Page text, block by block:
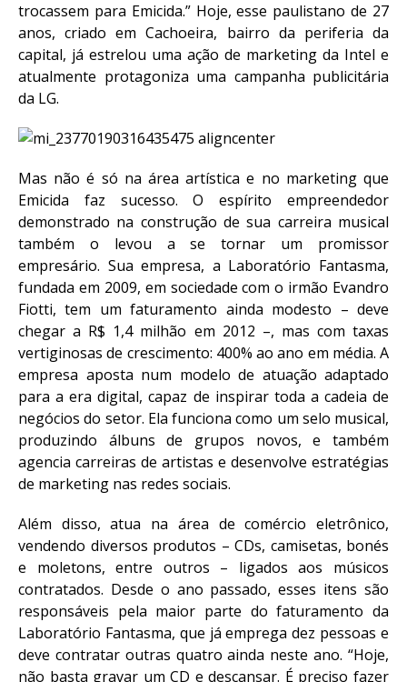
trocassem para Emicida.” Hoje, esse paulistano de 27
anos, criado em Cachoeira, bairro da periferia da
capital, já estrelou uma ação de marketing da Intel e
atualmente protagoniza uma campanha publicitária
da LG.
Mas não é só na área artística e no marketing que
Emicida faz sucesso. O espírito empreendedor
demonstrado na construção de sua carreira musical
também o levou a se tornar um promissor
empresário. Sua empresa, a Laboratório Fantasma,
fundada em 2009, em sociedade com o irmão Evandro
Fiotti, tem um faturamento ainda modesto – deve
chegar a R$ 1,4 milhão em 2012 –, mas com taxas
vertiginosas de crescimento: 400% ao ano em média. A
empresa aposta num modelo de atuação adaptado
para a era digital, capaz de inspirar toda a cadeia de
negócios do setor. Ela funciona como um selo musical,
produzindo álbuns de grupos novos, e também
agencia carreiras de artistas e desenvolve estratégias
de marketing nas redes sociais.
Além disso, atua na área de comércio eletrônico,
vendendo diversos produtos – CDs, camisetas, bonés
e moletons, entre outros – ligados aos músicos
contratados. Desde o ano passado, esses itens são
responsáveis pela maior parte do faturamento da
Laboratório Fantasma, que já emprega dez pessoas e
deve contratar outras quatro ainda neste ano. “Hoje,
não basta gravar um CD e descansar. É preciso fazer